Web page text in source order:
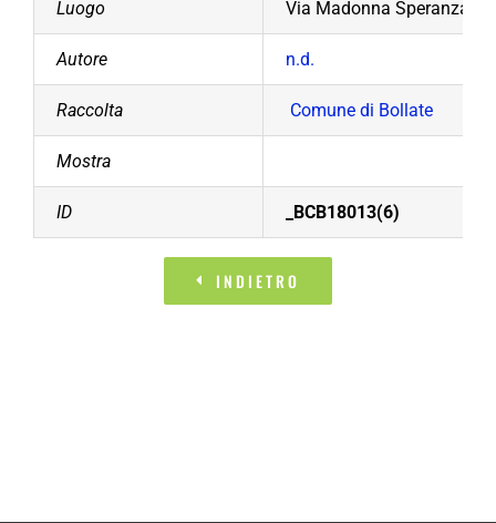
Luogo Via Madonna Speranza
Autore n.d.
Raccolta Comune di Bollate
Mostra
ID _BCB18013(6)
INDIETRO